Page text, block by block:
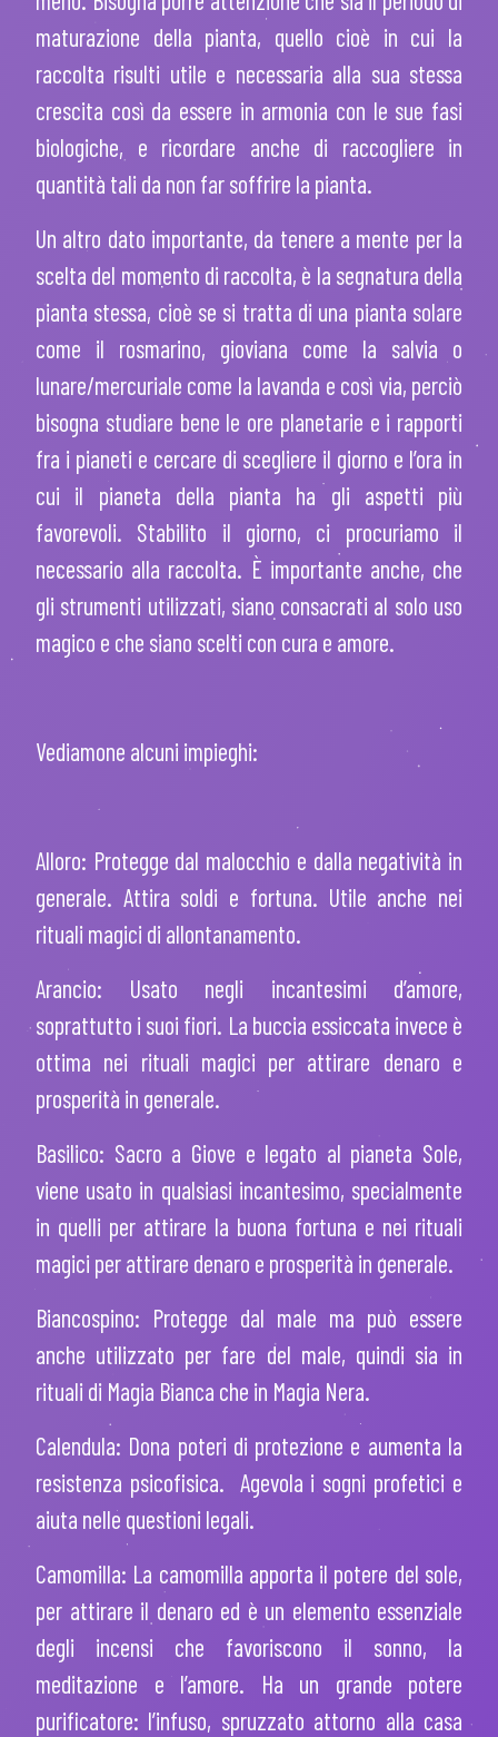
maturazione della pianta, quello cioè in cui la
raccolta risulti utile e necessaria alla sua stessa
crescita così da essere in armonia con le sue fasi
biologiche, e ricordare anche di raccogliere in
quantità tali da non far soffrire la pianta.
Un altro dato importante, da tenere a mente per la
scelta del momento di raccolta, è la segnatura della
pianta stessa, cioè se si tratta di una pianta solare
come il rosmarino, gioviana come la salvia o
lunare/mercuriale come la lavanda e così via, perciò
bisogna studiare bene le ore planetarie e i rapporti
fra i pianeti e cercare di scegliere il giorno e l’ora in
cui il pianeta della pianta ha gli aspetti più
favorevoli. Stabilito il giorno, ci procuriamo il
necessario alla raccolta. È importante anche, che
gli strumenti utilizzati, siano consacrati al solo uso
magico e che siano scelti con cura e amore.
Vediamone alcuni impieghi:
Alloro: Protegge dal malocchio e dalla negatività in
generale. Attira soldi e fortuna. Utile anche nei
rituali magici di allontanamento.
Arancio: Usato negli incantesimi d’amore,
soprattutto i suoi fiori. La buccia essiccata invece è
ottima nei rituali magici per attirare denaro e
prosperità in generale.
Basilico: Sacro a Giove e legato al pianeta Sole,
viene usato in qualsiasi incantesimo, specialmente
in quelli per attirare la buona fortuna e nei rituali
magici per attirare denaro e prosperità in generale.
Biancospino: Protegge dal male ma può essere
anche utilizzato per fare del male, quindi sia in
rituali di Magia Bianca che in Magia Nera.
Calendula: Dona poteri di protezione e aumenta la
resistenza psicofisica. Agevola i sogni profetici e
aiuta nelle questioni legali.
Camomilla: La camomilla apporta il potere del sole,
per attirare il denaro ed è un elemento essenziale
degli incensi che favoriscono il sonno, la
meditazione e l’amore. Ha un grande potere
purificatore: l’infuso, spruzzato attorno alla casa